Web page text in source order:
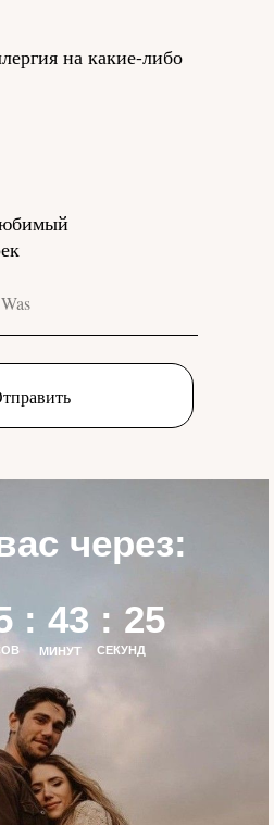
на какие-либо
МИНУТ
через:
: 43 : 25
СЕКУНД